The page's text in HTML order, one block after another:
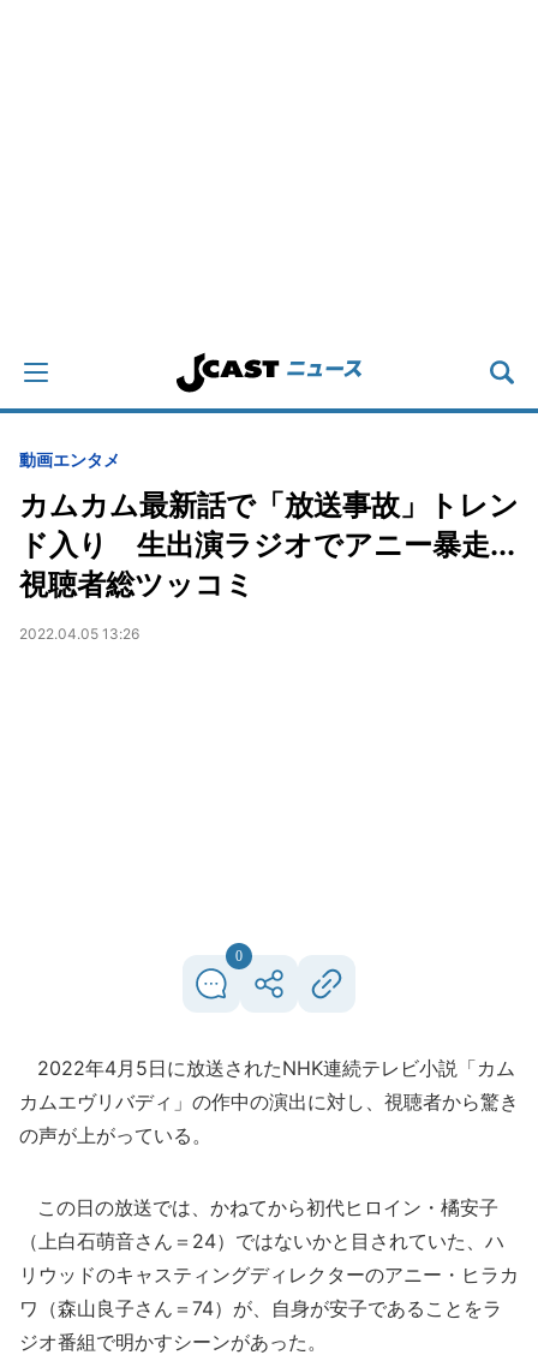
動画エンタメ
カムカム最新話で「放送事故」トレン
ド入り 生出演ラジオでアニー暴走...
視聴者総ツッコミ
2022.04.05 13:26
0
2022年4月5日に放送されたNHK連続テレビ小説「カム
カムエヴリバディ」の作中の演出に対し、視聴者から驚き
の声が上がっている。
この日の放送では、かねてから初代ヒロイン・橘安子
（上白石萌音さん＝24）ではないかと目されていた、ハ
リウッドのキャスティングディレクターのアニー・ヒラカ
ワ（森山良子さん＝74）が、自身が安子であることをラ
ジオ番組で明かすシーンがあった。